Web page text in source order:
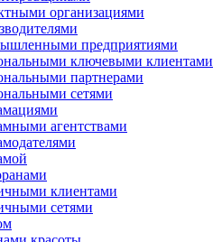
организациями
предприятиями
ключевыми клиентами
партнерами
сетями
агентствами
клиентами
сетями